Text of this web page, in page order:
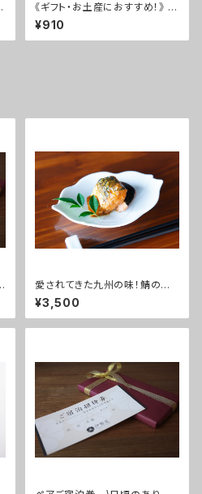
《ギフト・お土産におすすめ！》 く
ろぽん・しろぽん ミニサイズ2本
セット
¥910
愛されてきた九州の味！鯖の糠
床炊き(1箱:2切れ×8パック入)
¥3,500